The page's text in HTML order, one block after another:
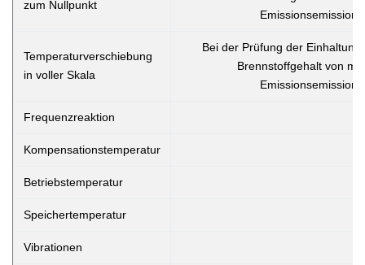
zum Nullpunkt
Temperaturverschiebung
in voller Skala
Bei der Prüfung der
Brennstoffgehalt von
Frequenzreaktion
Kompensationstemperatur
Betriebstemperatur
Speichertemperatur
Vibrationen